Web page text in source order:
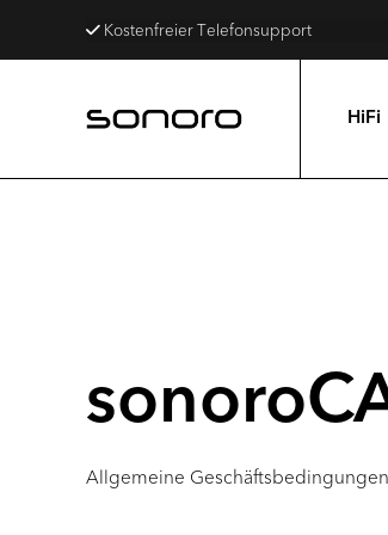
Kostenfreier Telefonsupport
HiFi
Allgemeine